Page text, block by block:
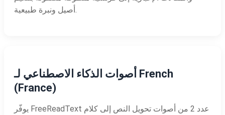
أصوات الذكاء الاصطناعي لـ French
(France)
يوفّر FreeReadText عدد 2 من أصوات تحويل النص إلى كلام